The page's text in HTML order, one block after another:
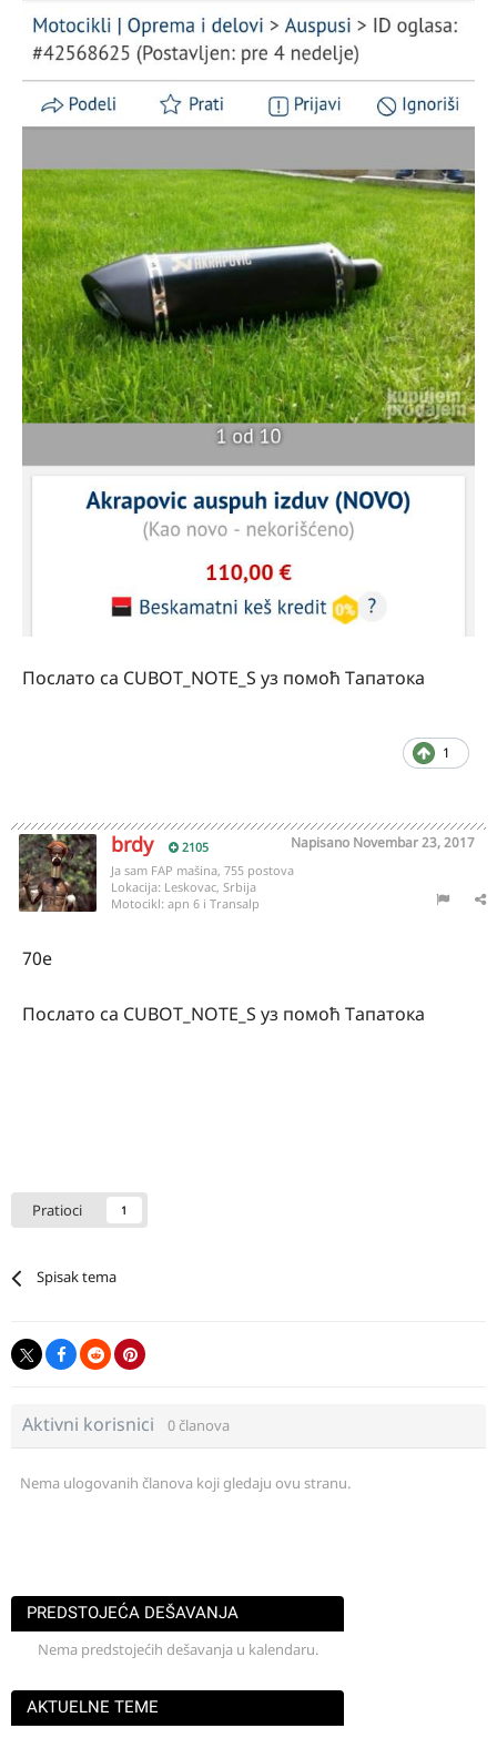
Послато са CUBOT_NOTE_S уз помоћ Тапатока
1
brdy 2105 Napisano Novembar 23, 2017
Ja sam FAP mašina, 755 postova
Lokacija: Leskovac, Srbija
Motocikl: apn 6 i Transalp
70e
Послато са CUBOT_NOTE_S уз помоћ Тапатока
Pratioci 1
Spisak tema
Aktivni korisnici 0 članova
Nema ulogovanih članova koji gledaju ovu stranu.
PREDSTOJEĆA DEŠAVANJA
Nema predstojećih dešavanja u kalendaru.
AKTUELNE TEME